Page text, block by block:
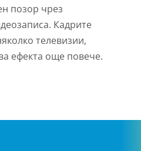
позор чрез
Кадрите
телевизии,
ефекта още повече.